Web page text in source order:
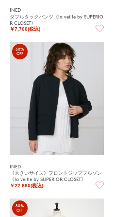
INED
ダブルタックパンツ《la veille by SUPERIO
R CLOSET》
￥7,700(税込)
60%
OFF
INED
《大きいサイズ》フロントジップブルゾン
《la veille by SUPERIOR CLOSET》
￥22,880(税込)
80%
OFF